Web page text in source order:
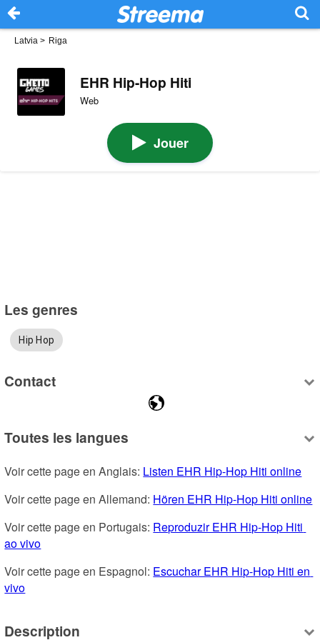
Latvia > Riga
EHR Hip-Hop Hiti
Web
Jouer
Les genres
Hip Hop
Contact
Toutes les langues
Voir cette page en Anglais: Listen EHR Hip-Hop Hiti online
Voir cette page en Allemand: Hören EHR Hip-Hop Hiti online
Voir cette page en Portugais: Reproduzir EHR Hip-Hop Hiti
ao vivo
Voir cette page en Espagnol: Escuchar EHR Hip-Hop Hiti en
vivo
Description